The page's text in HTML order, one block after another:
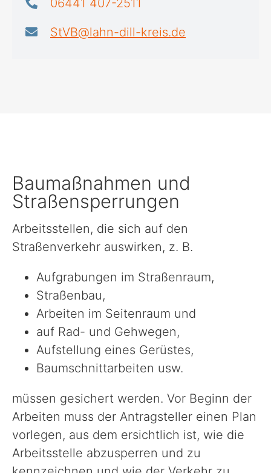
06441 407-2511
StVB@lahn-dill-kreis.de
Baumaßnahmen und
Straßensperrungen
Arbeitsstellen, die sich auf den
Straßenverkehr auswirken, z. B.
Aufgrabungen im Straßenraum,
Straßenbau,
Arbeiten im Seitenraum und
auf Rad- und Gehwegen,
Aufstellung eines Gerüstes,
Baumschnittarbeiten usw.
müssen gesichert werden. Vor Beginn der
Arbeiten muss der Antragsteller einen Plan
vorlegen, aus dem ersichtlich ist, wie die
Arbeitsstelle abzusperren und zu